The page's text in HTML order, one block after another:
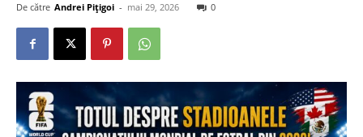
De către Andrei Pițigoi - mai 29, 2026 0